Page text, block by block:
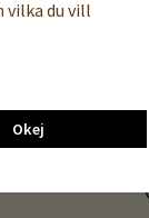
/ tyska
vilka du vill
Okej